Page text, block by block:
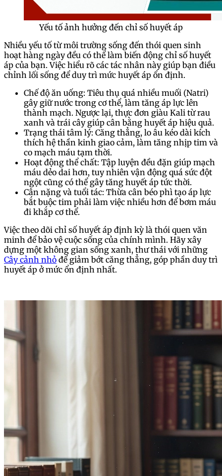
Yếu tố ảnh hưởng đến chỉ số huyết áp
Nhiều yếu tố từ môi trường sống đến thói quen sinh
hoạt hàng ngày đều có thể làm biến động chỉ số huyết
áp của bạn. Việc hiểu rõ các tác nhân này giúp bạn điều
chỉnh lối sống để duy trì mức huyết áp ổn định.
Chế độ ăn uống: Tiêu thụ quá nhiều muối (Natri)
gây giữ nước trong cơ thể, làm tăng áp lực lên
thành mạch. Ngược lại, thực đơn giàu Kali từ rau
xanh và trái cây giúp cân bằng huyết áp hiệu quả.
Trạng thái tâm lý: Căng thẳng, lo âu kéo dài kích
thích hệ thần kinh giao cảm, làm tăng nhịp tim và
co mạch máu tạm thời.
Hoạt động thể chất: Tập luyện đều đặn giúp mạch
máu dẻo dai hơn, tuy nhiên vận động quá sức đột
ngột cũng có thể gây tăng huyết áp tức thời.
Cân nặng và tuổi tác: Thừa cân béo phì tạo áp lực
bắt buộc tim phải làm việc nhiều hơn để bơm máu
đi khắp cơ thể.
Việc theo dõi chỉ số huyết áp định kỳ là thói quen văn
minh để bảo vệ cuộc sống của chính mình. Hãy xây
dựng một không gian sống xanh, thư thái với những
Cây cảnh nhỏ để giảm bớt căng thẳng, góp phần duy trì
huyết áp ở mức ổn định nhất.